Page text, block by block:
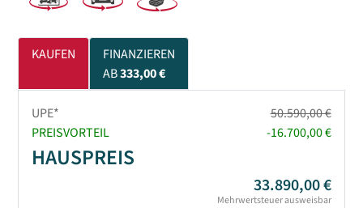
KAUFEN
FINANZIEREN
AB333,00 €
UPE*
50.590,00 €
PREISVORTEIL
-16.700,00 €
HAUSPREIS
33.890,00 €
Mehrwertsteuer ausweisbar